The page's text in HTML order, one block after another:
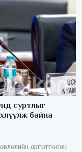
суртлыг
байна
өргөтгөсөн